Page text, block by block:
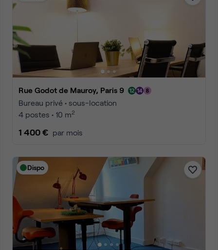
Rue Godot de Mauroy, Paris 9
Bureau privé • sous-location
4 postes • 10 m2
1 400 € par mois
Dispo